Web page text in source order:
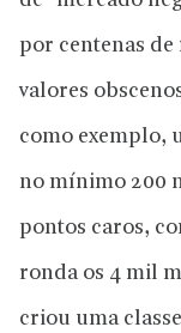
por centenas
valores
como exemplo,
no mínimo 200
pontos caros,
ronda os 4 mil
criou uma